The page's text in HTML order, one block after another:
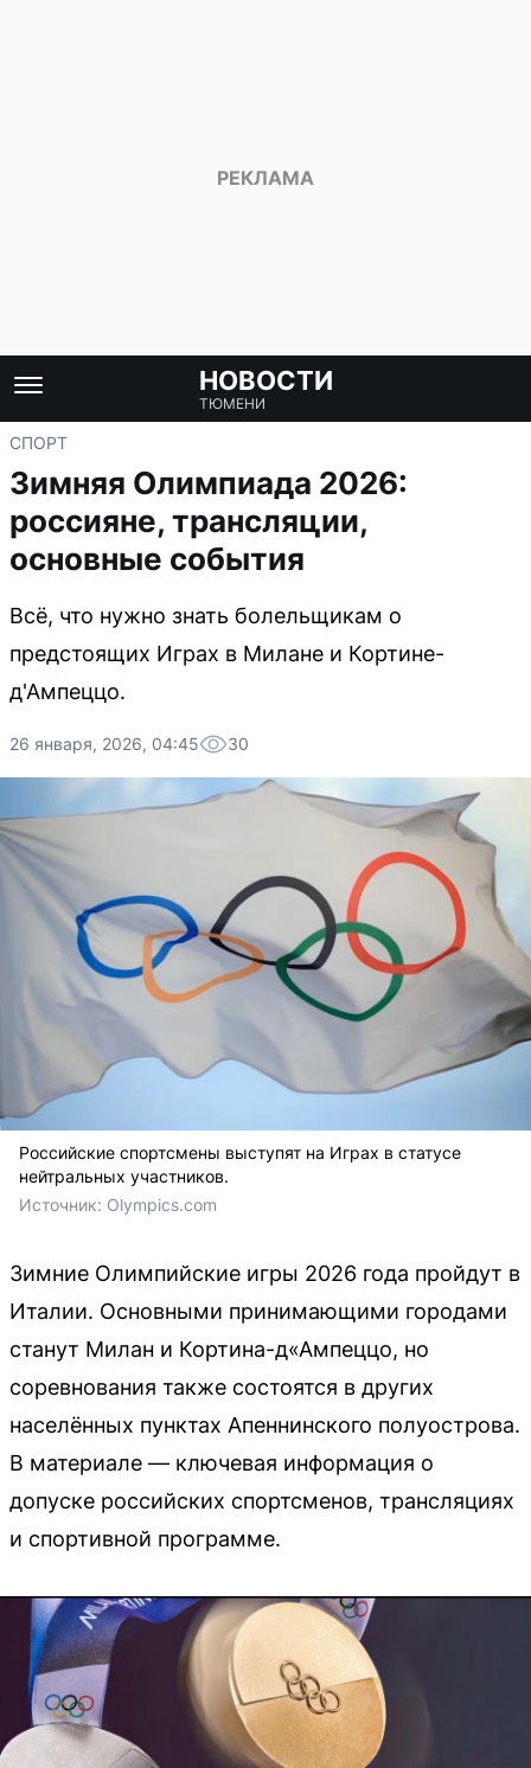
НОВОСТИ
ТЮМЕНИ
СПОРТ
Зимняя Олимпиада 2026:
россияне, трансляции,
основные события
Всё, что нужно знать болельщикам о
предстоящих Играх в Милане и Кортине-
д'Ампеццо.
26 января, 2026, 04:45 30
Российские спортсмены выступят на Играх в статусе
нейтральных участников.
Источник: Оlympics.com
Зимние Олимпийские игры 2026 года пройдут в
Италии. Основными принимающими городами
станут Милан и Кортина-д«Ампеццо, но
соревнования также состоятся в других
населённых пунктах Апеннинского полуострова.
В материале — ключевая информация о
допуске российских спортсменов, трансляциях
и спортивной программе.